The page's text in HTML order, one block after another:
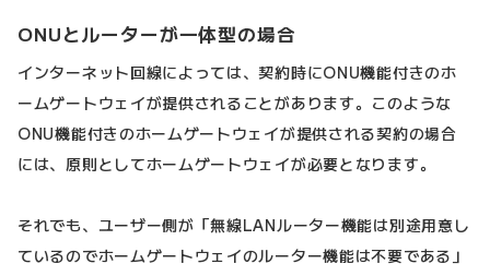
ONUとルーターが一体型の場合
インターネット回線によっては、契約時にONU機能付きのホ
ームゲートウェイが提供されることがあります。このような
ONU機能付きのホームゲートウェイが提供される契約の場合
には、原則としてホームゲートウェイが必要となります。
それでも、ユーザー側が「無線LANルーター機能は別途用意し
ているのでホームゲートウェイのルーター機能は不要である」